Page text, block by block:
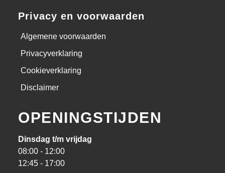
Privacy en voorwaarden
Algemene voorwaarden
Privacyverklaring
Cookieverklaring
Disclaimer
OPENINGSTIJDEN
Dinsdag t/m vrijdag
08:00 - 12:00
12:45 - 17:00